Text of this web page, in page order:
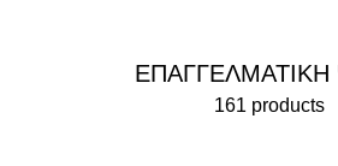
161 products